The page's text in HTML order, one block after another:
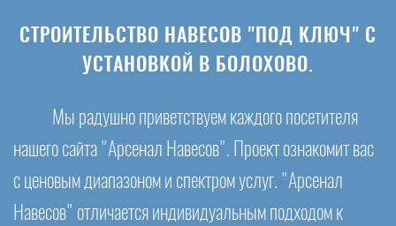
СТРОИТЕЛЬСТВО НАВЕСОВ "ПОД КЛЮЧ" С
УСТАНОВКОЙ В БОЛОХОВО.
Мы радушно приветствуем каждого посетителя
нашего сайта "Арсенал Навесов". Проект ознакомит вас
с ценовым диапазоном и спектром услуг. "Арсенал
Навесов" отличается индивидуальным подходом к